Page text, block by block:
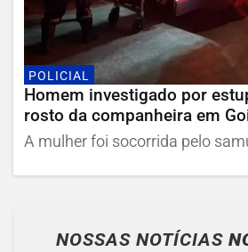
POLICIAL
Homem investigado por
rosto da companheira em
A mulher foi socorrida pelo
NOSSAS NOTÍCIAS